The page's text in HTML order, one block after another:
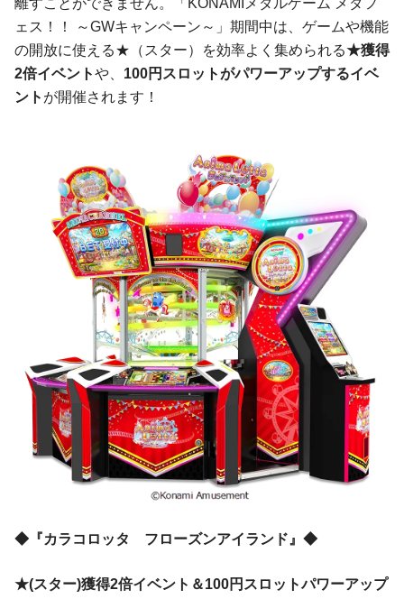
離すことができません。「KONAMIメダルゲーム メダフ
ェス！！ ～GWキャンペーン～」期間中は、ゲームや機能
の開放に使える★（スター）を効率よく集められる★獲得
2倍イベントや、 100円スロットがパワーアップするイベ
ント が開催されます！
◆『カラコロッタ フローズンアイランド』◆
★(スター)獲得2倍イベント＆100円スロットパワーアップ